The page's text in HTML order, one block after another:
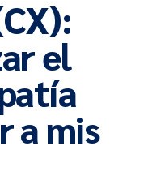
el
a mis